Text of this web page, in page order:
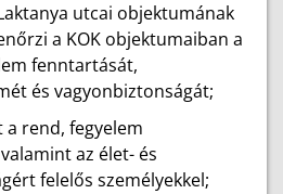
utcai objektumának
a KOK objektumaiban a
fenntartását,
és vagyonbiztonságát;
rend, fegyelem
az élet- és
felelős személyekkel;